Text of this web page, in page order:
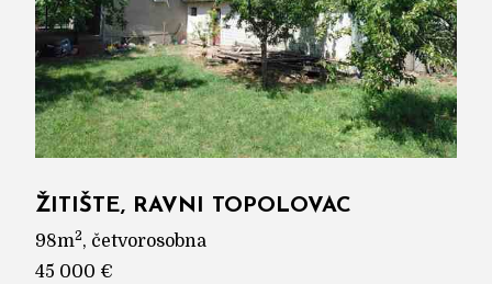
ŽITIŠTE, RAVNI TOPOLOVAC
98m2, četvorosobna
45 000 €